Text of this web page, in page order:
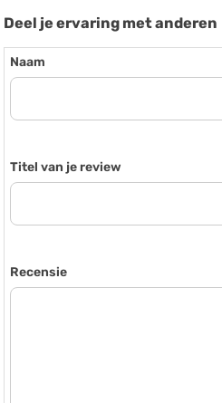
Deel je ervaring met anderen
Naam
Titel van je review
Recensie